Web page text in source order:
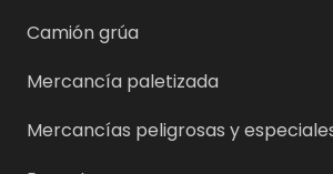
Camión grúa
Mercancía paletizada
Mercancías peligrosas y